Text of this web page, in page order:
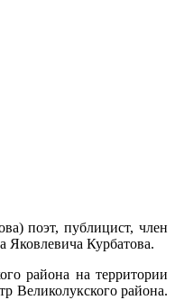
поэт, публицист, член
Яковлевича Курбатова.
района на территории
Великолукского района.